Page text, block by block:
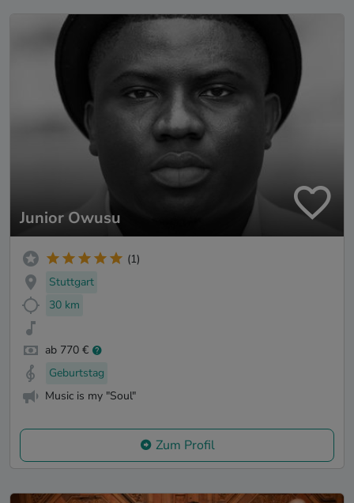
Junior Owusu
(1)
Stuttgart
30 km
ab 770 €
Geburtstag
Music is my "Soul"
Zum Profil